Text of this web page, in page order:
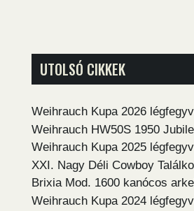
UTOLSÓ CIKKEK
Weihrauch Kupa 2026
Weihrauch HW50S 1950
Weihrauch Kupa 2025
XXI. Nagy Déli Cowboy
Brixia Mod. 1600 kanócos
Weihrauch Kupa 2024